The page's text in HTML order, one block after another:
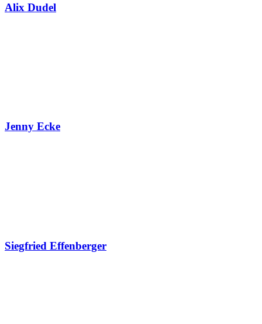
Alix Dudel
Jenny Ecke
Siegfried Effenberger